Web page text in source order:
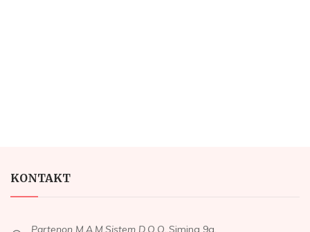
KONTAKT
Partenon M.A.M.Sistem D.O.O.,Simina 9a,